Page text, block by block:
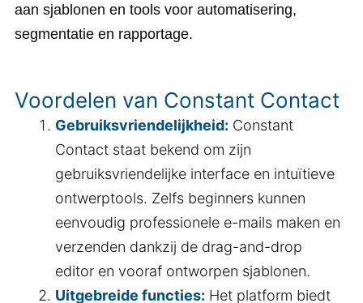
aan sjablonen en tools voor automatisering,
segmentatie en rapportage.
Voordelen van Constant Contact
Gebruiksvriendelijkheid: Constant
Contact staat bekend om zijn
gebruiksvriendelijke interface en intuïtieve
ontwerptools. Zelfs beginners kunnen
eenvoudig professionele e-mails maken en
verzenden dankzij de drag-and-drop
editor en vooraf ontworpen sjablonen.
Uitgebreide functies: Het platform biedt